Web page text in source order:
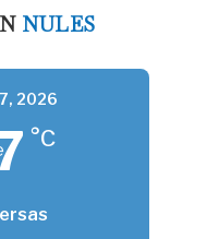
NULES
2026
°C